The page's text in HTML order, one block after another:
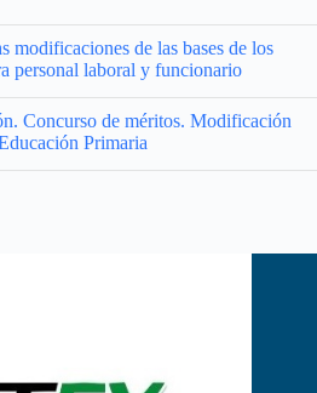
modificaciones de las bases de los
personal laboral y funcionario
Concurso de méritos. Modificación
Primaria